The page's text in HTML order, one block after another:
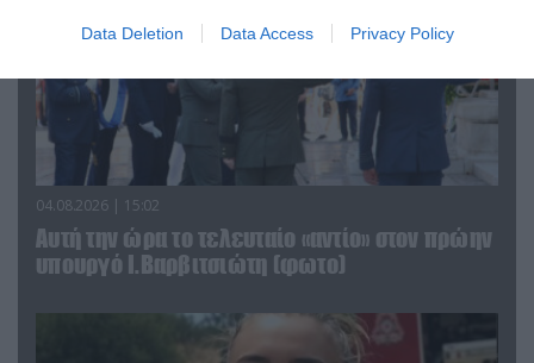
Data Deletion Data Access Privacy Policy
04.08.2026 | 15:02
Αυτή την ώρα το τελευταίο «αντίο» στον πρώην
υπουργό Ι.Βαρβιτσιώτη (φωτο)